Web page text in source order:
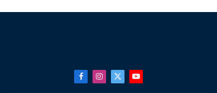
FacebookInstagram
X
YouTube